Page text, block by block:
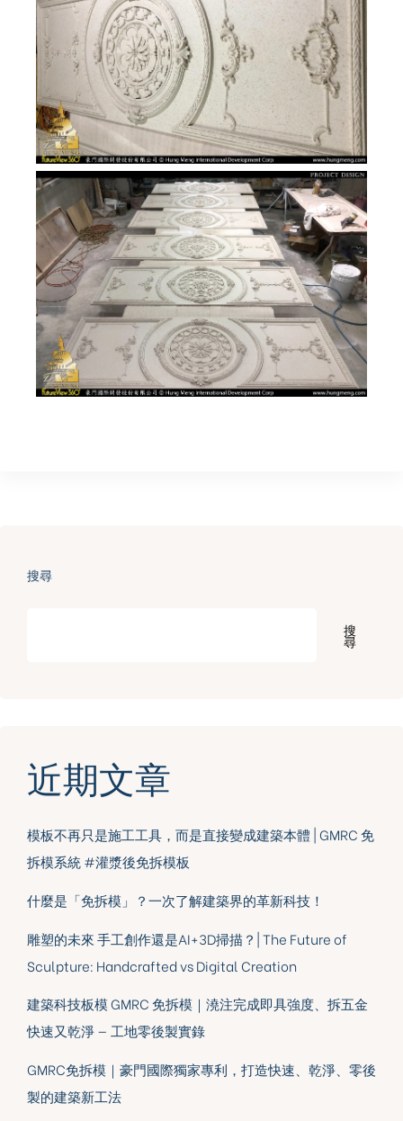
搜尋
搜
尋
近期文章
模板不再只是施工工具，而是直接變成建築本體 | GMRC 免
拆模系統 #灌漿後免拆模板
什麼是「免拆模」？一次了解建築界的革新科技！
雕塑的未來 手工創作還是AI+3D掃描？| The Future of
Sculpture: Handcrafted vs Digital Creation
建築科技板模 GMRC 免拆模｜澆注完成即具強度、拆五金
快速又乾淨 — 工地零後製實錄
GMRC免拆模｜豪門國際獨家專利，打造快速、乾淨、零後
製的建築新工法